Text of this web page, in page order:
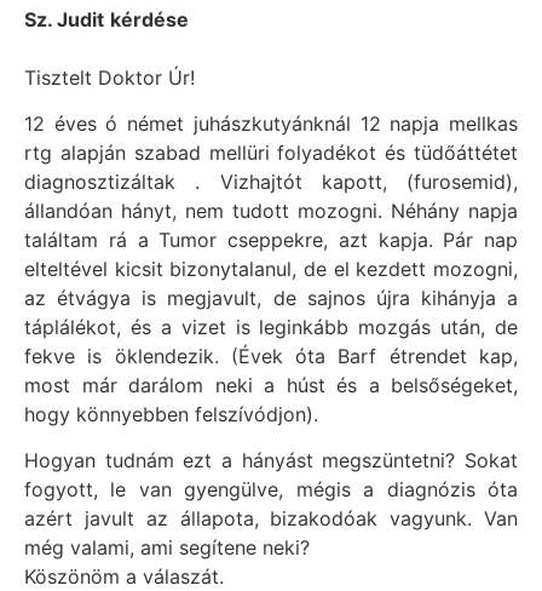
Sz. Judit kérdése
Tisztelt Doktor Úr!
12 éves ó német juhászkutyánknál 12 napja mellkas
rtg alapján szabad mellüri folyadékot és tüdőáttétet
diagnosztizáltak . Vizhajtót kapott, (furosemid),
állandóan hányt, nem tudott mozogni. Néhány napja
találtam rá a Tumor cseppekre, azt kapja. Pár nap
elteltével kicsit bizonytalanul, de el kezdett mozogni,
az étvágya is megjavult, de sajnos újra kihányja a
táplálékot, és a vizet is leginkább mozgás után, de
fekve is öklendezik. (Évek óta Barf étrendet kap,
most már darálom neki a húst és a belsőségeket,
hogy könnyebben felszívódjon).
Hogyan tudnám ezt a hányást megszüntetni? Sokat
fogyott, le van gyengülve, mégis a diagnózis óta
azért javult az állapota, bizakodóak vagyunk. Van
még valami, ami segítene neki?
Köszönöm a válaszát.